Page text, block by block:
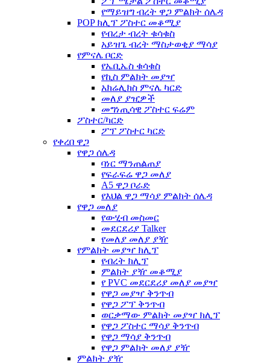
የማይዝግ ብረት ዋጋ ምልክት ሰሌዳ
POP ክሊፕ ፖስተር መቆሚያ
የብረታ ብረት ቁሳቁስ
አይዝጌ ብረት ማስታወቂያ ማሳያ
የምናሌ ቦርድ
የኤቢኤስ ቁሳቁስ
የኪስ ምልክት መያዣ
አክሬሊክስ ምናሌ ካርድ
መለያ ያዢዎች
መግነጢሳዊ ፖስተር ፍሬም
ፖስተር/ካርድ
ፖፕ ፖስተር ካርድ
የቀረበ ዋጋ
የዋጋ ሰሌዳ
ባነር ማንጠልጠያ
የፍራፍሬ ዋጋ መለያ
A5 ዋጋ ቦራድ
የእህል ዋጋ ማሳያ ምልክት ሰሌዳ
የዋጋ መለያ
የውሂብ መስመር
መደርደሪያ Talker
የመለያ መለያ ያዥ
የምልክት መያዣ ክሊፕ
የብረት ክሊፕ
ምልክት ያዥ መቆሚያ
የ PVC መደርደሪያ መለያ መያዣ
የዋጋ መያዣ ቅንጥብ
የዋጋ ፖፕ ቅንጥብ
ወርቃማው ምልክት መያዣ ክሊፕ
የዋጋ ፖስተር ማሳያ ቅንጥብ
የዋጋ ማሳያ ቅንጥብ
የዋጋ ምልክት መለያ ያዥ
ምልክት ያዥ